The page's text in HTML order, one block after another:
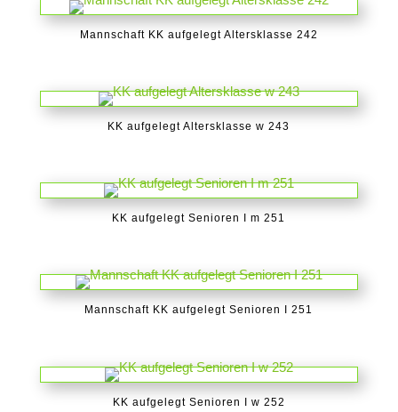
Mannschaft KK aufgelegt Altersklasse 242
KK aufgelegt Altersklasse w 243
KK aufgelegt Senioren I m 251
Mannschaft KK aufgelegt Senioren I 251
KK aufgelegt Senioren I w 252